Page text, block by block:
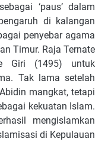
‘paus’ dalam
di kalangan
penyebar agama
Timur. Raja Ternate
Giri (1495) untuk
Tak lama setelah
mangkat, tetapi
kekuatan Islam.
mengislamkan
di Kepulauan